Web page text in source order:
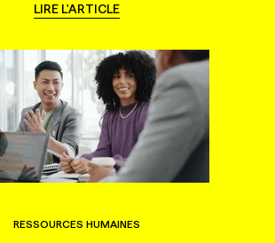
LIRE L'ARTICLE
RESSOURCES HUMAINES